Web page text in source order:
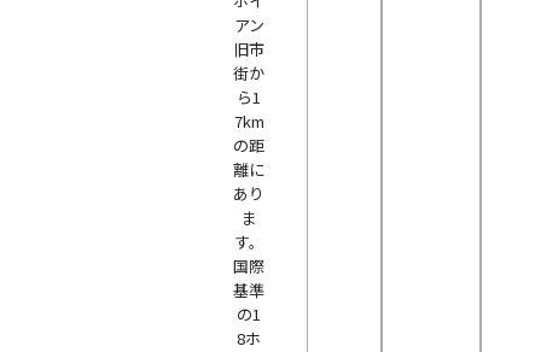
アン
旧市
街か
ら1
7km
の距
離に
あり
ま
す。
国際
基準
の1
8ホ